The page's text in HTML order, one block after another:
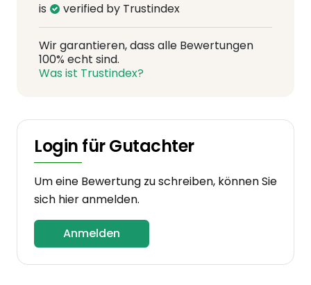
is verified by Trustindex
Wir garantieren, dass alle Bewertungen
100% echt sind.
Was ist Trustindex?
Login für Gutachter
Um eine Bewertung zu schreiben, können Sie
sich hier anmelden.
Anmelden